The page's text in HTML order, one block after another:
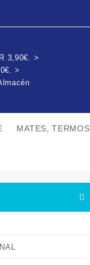
3,90€. >
>
MATES,